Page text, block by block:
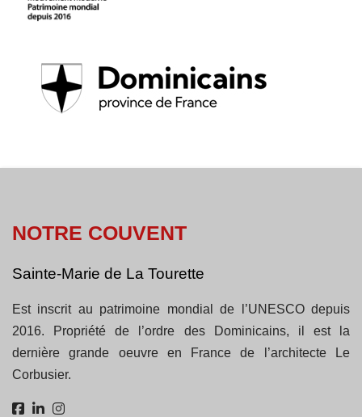
NOTRE COUVENT
Sainte-Marie de La Tourette
Est inscrit au patrimoine mondial de l’UNESCO depuis
2016. Propriété de l’ordre des Dominicains, il est la
dernière grande oeuvre en France de l’architecte Le
Corbusier.